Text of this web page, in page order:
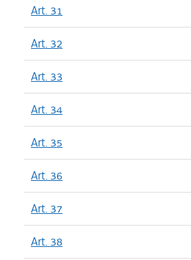
Art. 31
Art. 32
Art. 33
Art. 34
Art. 35
Art. 36
Art. 37
Art. 38